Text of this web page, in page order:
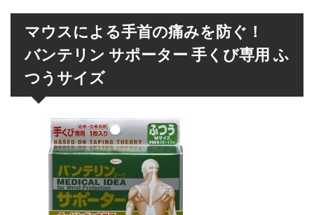
マウスによる手首の痛みを防ぐ！
バンテリン サポーター 手くび専用 ふ
つうサイズ